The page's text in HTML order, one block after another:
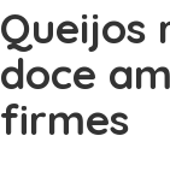
Queijos
doce
firmes